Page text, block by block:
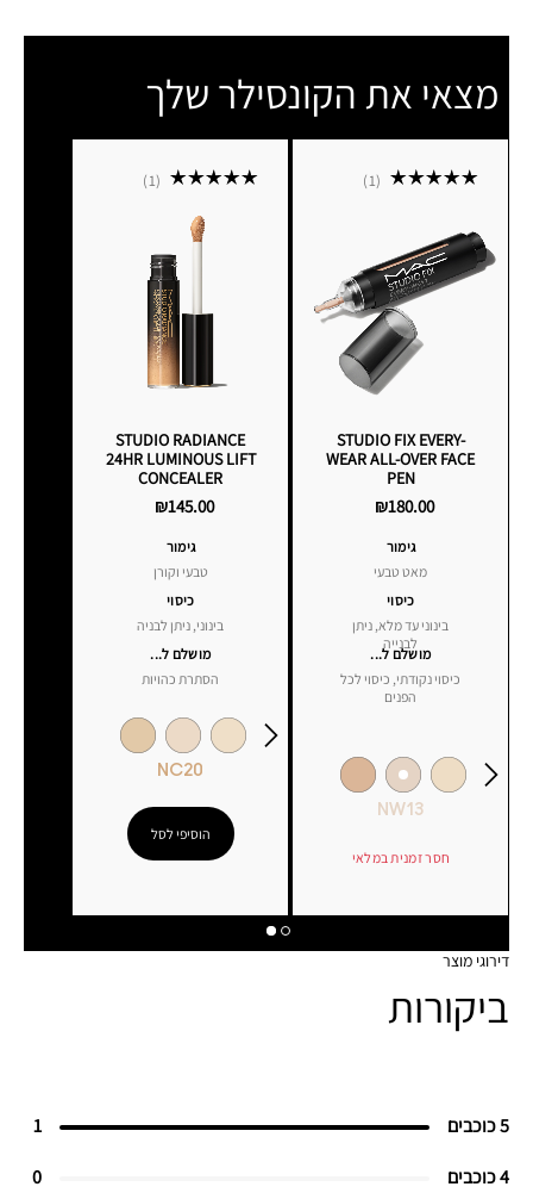
מצאי את הקונסילר שלך
1
STUDIO RADIANCE
24HR LUMINOUS LIFT
CONCEALER
₪145.00
גימור
טבעי וקורן
כיסוי
בינוני, ניתן לבניה
מושלם ל...
הסתרת כהויות
NC20
הוסיפי לסל
1
STUDIO FIX EVERY-
WEAR ALL-OVER FACE
PEN
₪180.00
גימור
מאט טבעי
כיסוי
בינוני עד מלא, ניתן
לבנייה
מושלם ל...
כיסוי נקודתי, כיסוי לכל
הפנים
NW13
חסר זמנית במלאי
דירוגי מוצר
ביקורות
5 כוכבים 1
4 כוכבים 0